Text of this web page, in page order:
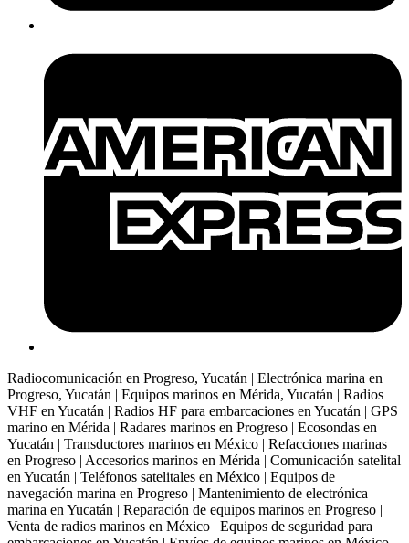
Radiocomunicación en Progreso, Yucatán | Electrónica marina en
Progreso, Yucatán | Equipos marinos en Mérida, Yucatán | Radios
VHF en Yucatán | Radios HF para embarcaciones en Yucatán | GPS
marino en Mérida | Radares marinos en Progreso | Ecosondas en
Yucatán | Transductores marinos en México | Refacciones marinas
en Progreso | Accesorios marinos en Mérida | Comunicación satelital
en Yucatán | Teléfonos satelitales en México | Equipos de
navegación marina en Progreso | Mantenimiento de electrónica
marina en Yucatán | Reparación de equipos marinos en Progreso |
Venta de radios marinos en México | Equipos de seguridad para